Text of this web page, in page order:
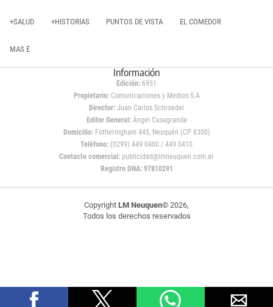
+SALUD +HISTORIAS PUNTOS DE VISTA EL COMEDOR
MAS E
Información
Edición: 6951
Propietario:Comunicaciones y Medios S.A
Director: Juan Carlos Schroeder
Editor General:Ángel Casagrande
Domicilio:Fotheringham 445, Neuquén (CP 8300)
Teléfono: (0299) 449 0400 / 449 0410
Contacto comercial: publicidad@lmneuquen.com.ar
Registro DNA: 97810291
Copyright LM Neuquen© 2026,
Todos los derechos reservados